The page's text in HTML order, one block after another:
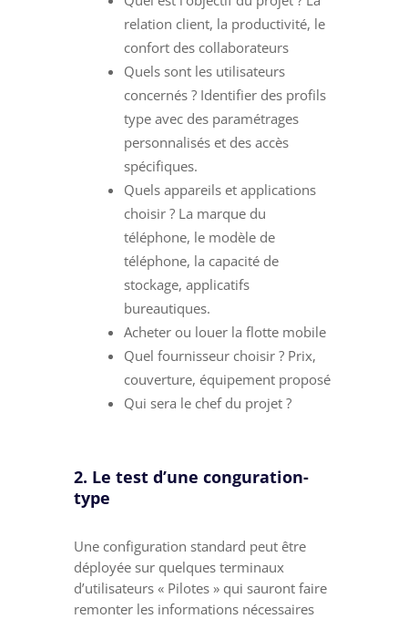
relation client, la productivité, le
confort des collaborateurs
Quels sont les utilisateurs
concernés ? Identifier des profils
type avec des paramétrages
personnalisés et des accès
spécifiques.
Quels appareils et applications
choisir ? La marque du
téléphone, le modèle de
téléphone, la capacité de
stockage, applicatifs
bureautiques.
Acheter ou louer la flotte mobile
Quel fournisseur choisir ? Prix,
couverture, équipement proposé
Qui sera le chef du projet ?
2. Le test d’une conguration-
type
Une configuration standard peut être
déployée sur quelques terminaux
d’utilisateurs « Pilotes » qui sauront faire
remonter les informations nécessaires